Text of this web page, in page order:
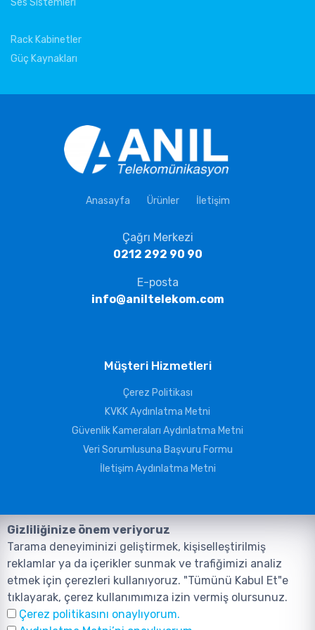
Ses Sistemleri
Rack Kabinetler
Güç Kaynakları
Anasayfa Ürünler İletişim
Çağrı Merkezi
0212 292 90 90
E-posta
info@aniltelekom.com
Müşteri Hizmetleri
Çerez Politikası
KVKK Aydınlatma Metni
Güvenlik Kameraları Aydınlatma Metni
Veri Sorumlusuna Başvuru Formu
İletişim Aydınlatma Metni
©2026, Tüm Hakları ANIL TELEKOMÜNİKASYON GÜVENLİK VE BİLİŞİM
SİSTEMLERİ SAN. TİC. LTD. ŞTİ. aittir.Tasarım ve Yazılım:
Gizliliğinize önem veriyoruz
Tarama deneyiminizi geliştirmek, kişiselleştirilmiş
reklamlar ya da içerikler sunmak ve trafiğimizi analiz
etmek için çerezleri kullanıyoruz. "Tümünü Kabul Et"e
tıklayarak, çerez kullanımımıza izin vermiş olursunuz.
Çerez politikasını onaylıyorum.